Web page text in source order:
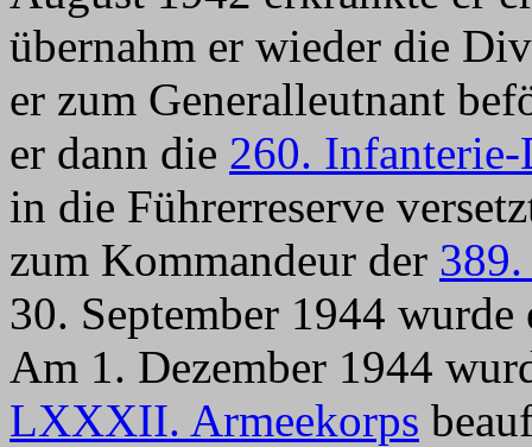
übernahm er wieder die
er zum Generalleutnant
er dann die 260.
in die Führerreserve
zum Kommandeur der
30. September 1944
Am 1. Dezember 1944
LXXXII. Armeekorps